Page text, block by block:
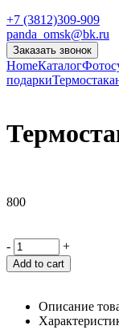
+7 (3812)309-909
panda_omsk@bk.ru
Заказать звонок
HomeКаталог
подарки
800
- +
Add to cart
Описание